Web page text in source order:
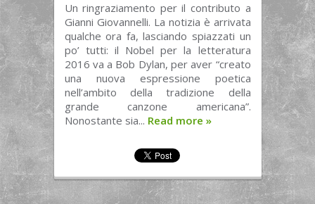
Un ringraziamento per il contributo a
Gianni Giovannelli. La notizia è arrivata
qualche ora fa, lasciando spiazzati un
po’ tutti: il Nobel per la letteratura
2016 va a Bob Dylan, per aver “creato
una nuova espressione poetica
nell’ambito della tradizione della
grande canzone americana”.
Nonostante sia... Read more »